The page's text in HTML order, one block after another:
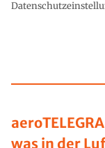
was in der